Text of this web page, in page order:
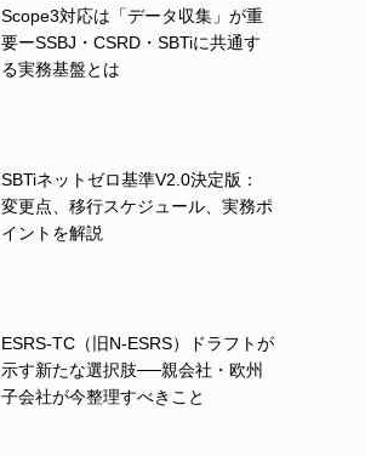
Scope3対応は「データ収集」が重
要ーSSBJ・CSRD・SBTiに共通す
る実務基盤とは
SBTiネットゼロ基準V2.0決定版：
変更点、移行スケジュール、実務ポ
イントを解説
ESRS-TC（旧N-ESRS）ドラフトが
示す新たな選択肢──親会社・欧州
子会社が今整理すべきこと